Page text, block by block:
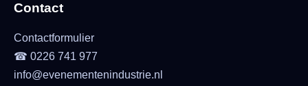
Contact
Contactformulier
☎ 0226 741 977
info@evenementenindustrie.nl